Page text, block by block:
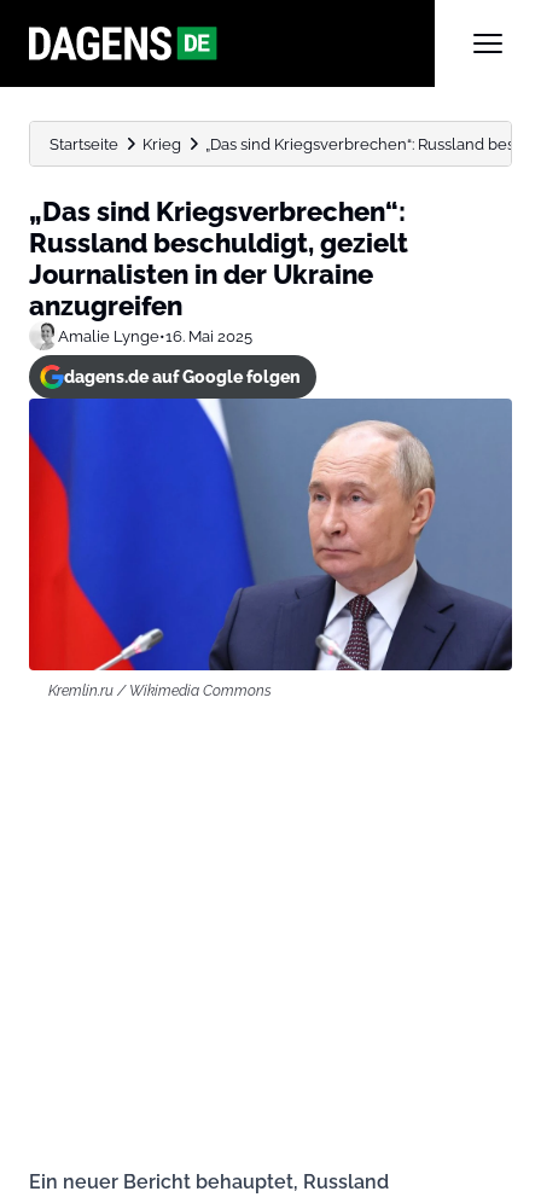
Startseite Krieg „Das sind Kriegsverbrechen“: Russland
„Das sind Kriegsverbrechen“:
Russland beschuldigt, gezielt
Journalisten in der Ukraine
anzugreifen
Amalie Lynge•16. Mai 2025
dagens.de auf Google folgen
Kremlin.ru / Wikimedia Commons
Ein neuer Bericht behauptet, Russland